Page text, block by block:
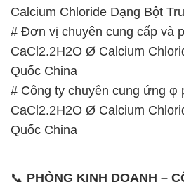
Calcium Chloride Dạng Bột
# Đơn vị chuyên cung cấp và
CaCl2.2H2O Ø Calcium
Quốc China
# Công ty chuyên cung ứng φ
CaCl2.2H2O Ø Calcium
Quốc China
📞 PHÒNG KINH DOANH –